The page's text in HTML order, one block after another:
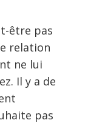
être pas
relation
ne lui
Il y a de
pas